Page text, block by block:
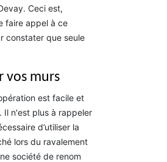
Ceci est,
faire appel à ce
constater que seule
vos murs
est facile et
Il n'est plus à rappeler
d’utiliser la
lors du ravalement
société de renom